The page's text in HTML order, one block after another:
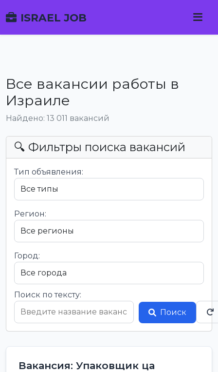
ISRAEL JOB
Все вакансии работы в
Израиле
Найдено: 13 011 вакансий
🔍 Фильтры поиска вакансий
Тип объявления:
Регион:
Город:
Поиск по тексту:
Поиск
Вакансия: Упаковщик ца